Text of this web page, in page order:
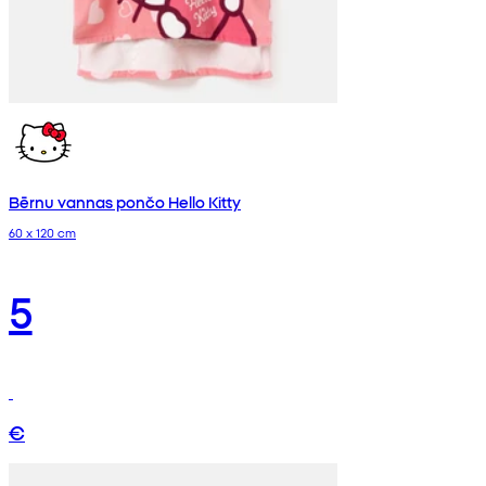
Bērnu vannas pončo Hello Kitty
60 x 120 cm
5
€